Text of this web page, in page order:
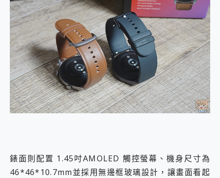
錶面則配置 1.45吋AMOLED 觸控螢幕、機身尺寸為
46*46*10.7mm並採用無邊框玻璃設計，讓畫面看起